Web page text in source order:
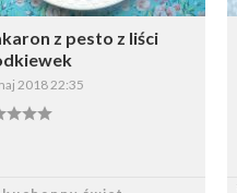
z pesto z liści
2018 22:35